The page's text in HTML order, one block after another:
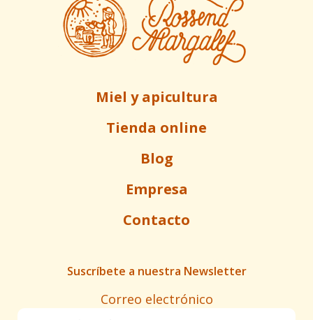
Miel y apicultura
Tienda online
Blog
Empresa
Contacto
Suscríbete a nuestra Newsletter
Correo electrónico